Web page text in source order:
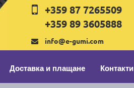
+359 87 7265509
+359 89 3605888
info@e-gumi.com
Доставка и плащане Контакти